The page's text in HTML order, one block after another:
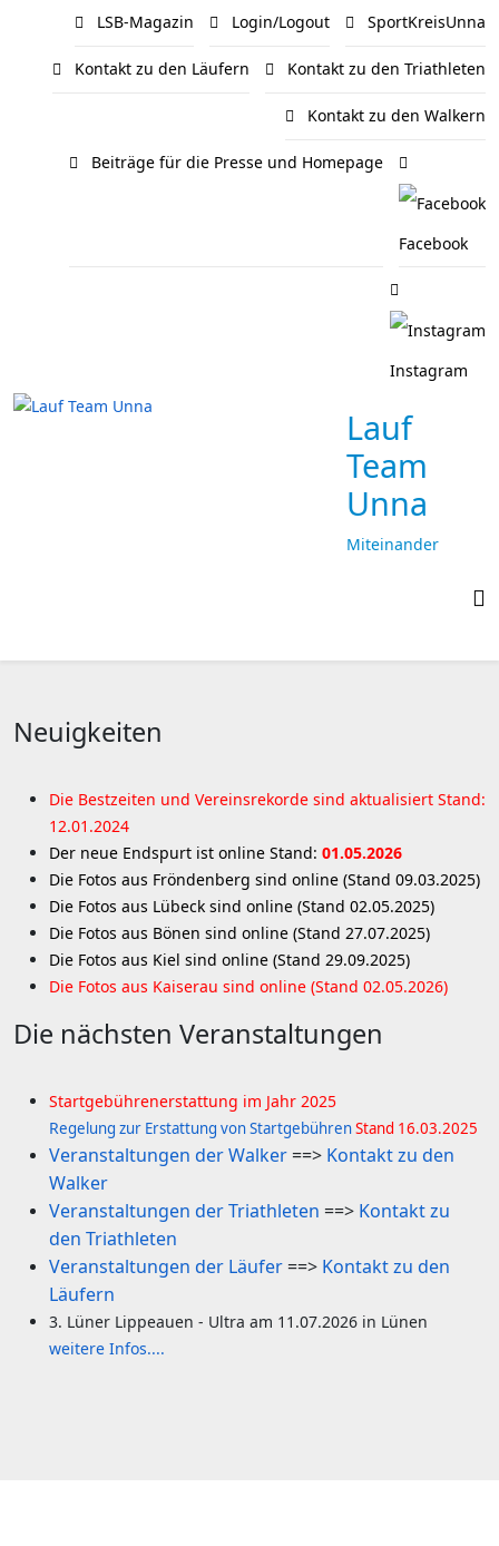
LSB-Magazin Login/Logout SportKreisUnna
Kontakt zu den Läufern Kontakt zu den Triathleten
Kontakt zu den Walkern
Beiträge für die Presse und Homepage
Facebook
Instagram
Lauf
Team
Unna
Miteinander
Neuigkeiten
Die Bestzeiten und Vereinsrekorde sind aktualisiert Stand:
12.01.2024
Der neue Endspurt ist online Stand: 01.05.2026
Die Fotos aus Fröndenberg sind online (Stand 09.03.2025)
Die Fotos aus Lübeck sind online (Stand 02.05.2025)
Die Fotos aus Bönen sind online (Stand 27.07.2025)
Die Fotos aus Kiel sind online (Stand 29.09.2025)
Die Fotos aus Kaiserau sind online (Stand 02.05.2026)
Die nächsten Veranstaltungen
Startgebührenerstattung im Jahr 2025
Regelung zur Erstattung von StartgebührenStand 16.03.2025
Veranstaltungen der Walker==> Kontakt zu den
Walker
Veranstaltungen der Triathleten ==> Kontakt zu
den Triathleten
Veranstaltungen der Läufer==> Kontakt zu den
Läufern
3. Lüner Lippeauen - Ultra am 11.07.2026 in Lünen
weitere Infos....